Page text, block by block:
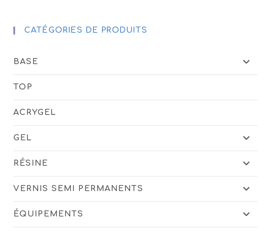
CATÉGORIES DE PRODUITS
BASE
TOP
ACRYGEL
GEL
RÉSINE
VERNIS SEMI PERMANENTS
ÉQUIPEMENTS